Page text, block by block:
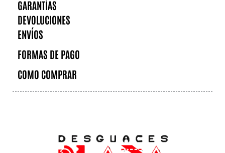
GARANTÍAS
DEVOLUCIONES
ENVÍOS
FORMAS DE PAGO
COMO COMPRAR